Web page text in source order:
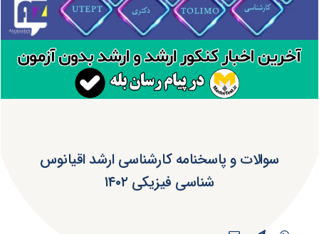
سوالات و پاسخنامه کارشناسی ارشد اقیانوس
شناسی فیزیکی ۱۴۰۲